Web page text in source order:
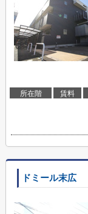
所在階 賃料
ドミール末広